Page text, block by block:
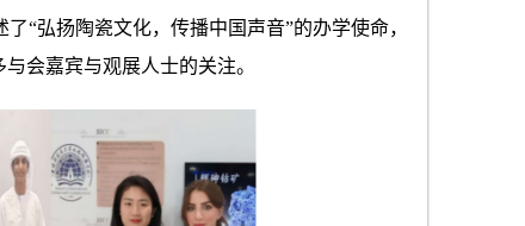
了“弘扬陶瓷文化，传播中国声音”的办学使命，
会嘉宾与观展人士的关注。